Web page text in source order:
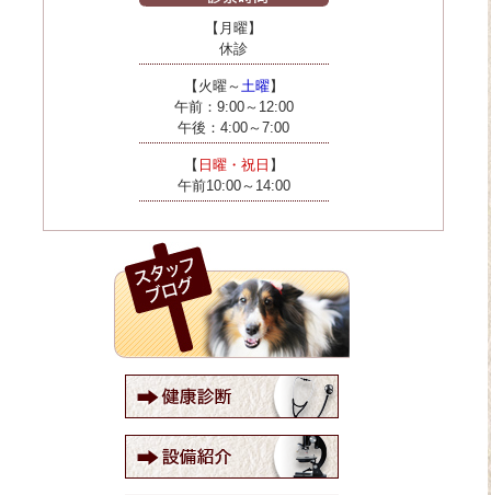
【月曜】
休診
【火曜～ 土曜】
午前：9:00～12:00
午後：4:00～7:00
【 日曜・祝日 】
午前10:00～14:00